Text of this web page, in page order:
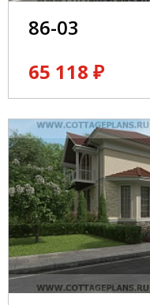
86-03
65 118 ₽